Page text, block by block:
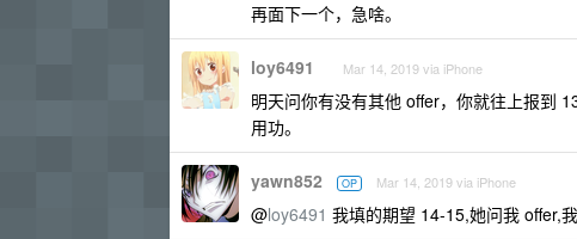
再面下一个，急啥。
loy6491 Mar 14, 2019 via iPhone
明天问你有没有其他 offer，你就往上报到
用功。
yawn852 OP Mar 14, 2019 via iPhone
@loy6491 我填的期望 14-15,她问我 offer,